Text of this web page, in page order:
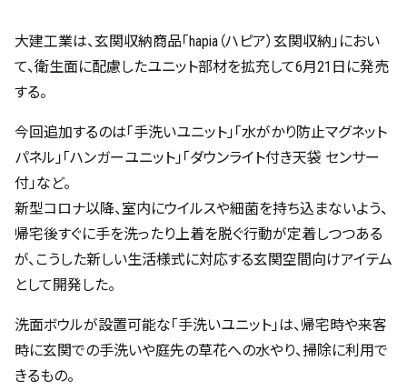
大建工業は、玄関収納商品「hapia（ハピア）玄関収納」におい
て、衛生面に配慮したユニット部材を拡充して6月21日に発売
する。
今回追加するのは「手洗いユニット」「水がかり防止マグネット
パネル」「ハンガーユニット」「ダウンライト付き天袋 センサー
付」など。
新型コロナ以降、室内にウイルスや細菌を持ち込まないよう、
帰宅後すぐに手を洗ったり上着を脱ぐ行動が定着しつつある
が、こうした新しい生活様式に対応する玄関空間向けアイテム
として開発した。
洗面ボウルが設置可能な「手洗いユニット」は、帰宅時や来客
時に玄関での手洗いや庭先の草花への水やり、掃除に利用で
きるもの。